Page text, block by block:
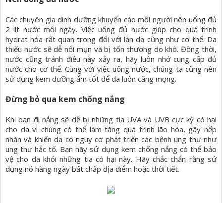
Các chuyên gia dinh dưỡng khuyến cáo mỗi người nên uống đủ
2 lít nước mỗi ngày. Việc uống đủ nước giúp cho quá trình
hydrat hóa rất quan trọng đối với làn da cũng như cơ thể. Da
thiếu nước sẽ dễ nổi mụn và bị tổn thương do khô. Đồng thời,
nước cũng tránh điều này xảy ra, hãy luôn nhớ cung cấp đủ
nước cho cơ thể. Cùng với việc uống nước, chúng ta cũng nên
sử dụng kem dưỡng ẩm tốt để da luôn căng mọng.
Đừng bỏ qua kem chống nắng
Khi bạn đi nắng sẽ dễ bị những tia UVA và UVB cực kỳ có hại
cho da vì chúng có thể làm tăng quá trình lão hóa, gây nếp
nhăn và khiến da có nguy cơ phát triển các bệnh ung thư như
ung thư hắc tố. Bạn hãy sử dụng kem chống nắng có thể bảo
vệ cho da khỏi những tia có hại này. Hãy chắc chắn rằng sử
dụng nó hàng ngày bất chấp địa điểm hoặc thời tiết.